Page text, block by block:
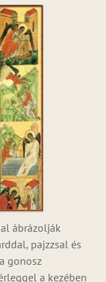
ábrázolják
pajzzsal és
gonosz
a kezében